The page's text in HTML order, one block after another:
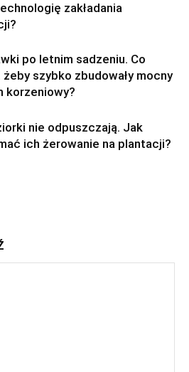
zakładania
po letnim sadzeniu. Co
szybko zbudowały mocny
korzeniowy?
nie odpuszczają. Jak
ich żerowanie na plantacji?